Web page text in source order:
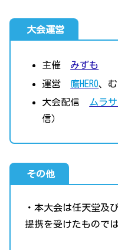
大会運営
主催 みずも
運営 鷹HERO、む
大会配信
ムラ
信）
その他
・本大会は任天堂及
提携を受けたもので